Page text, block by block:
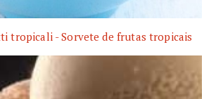
tropicali - Sorvete de frutas tropicais